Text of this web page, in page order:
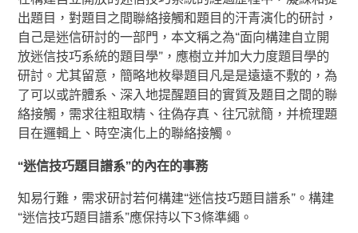
出題目，對題目之間聯絡接觸和題目的汗青演化的研討，
自己是迷信研討的一部門，本文稱之為“面向構建自立開
放迷信技巧系統的題目學”，應樹立并加大力度題目學的
研討。尤其留意，簡略地枚舉題目凡是是遠遠不敷的，為
了可以或許體系、深入地提醒題目的實質及題目之間的聯
絡接觸，需求往粗取精、往偽存真、往冗就簡，并梳理題
目在邏輯上、時空演化上的聯絡接觸。
“迷信技巧題目譜系”的內在的事務
知易行難，需求研討若何構建“迷信技巧題目譜系”。構建
“迷信技巧題目譜系”應保持以下3條準繩。